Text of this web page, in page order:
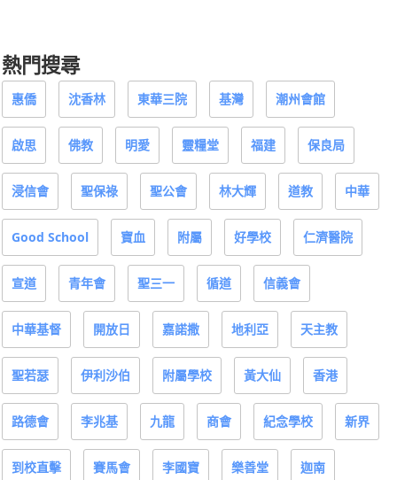
熱門搜尋
惠僑 沈香林 東華三院 基灣 潮州會館
啟思 佛教 明愛 靈糧堂 福建 保良局
浸信會 聖保祿 聖公會 林大輝 道教 中華
Good School 寶血 附屬 好學校 仁濟醫院
宣道 青年會 聖三一 循道 信義會
中華基督 開放日 嘉諾撒 地利亞 天主教
聖若瑟 伊利沙伯 附屬學校 黃大仙 香港
路德會 李兆基 九龍 商會 紀念學校 新界
到校直擊 賽馬會 李國寶 樂善堂 迦南